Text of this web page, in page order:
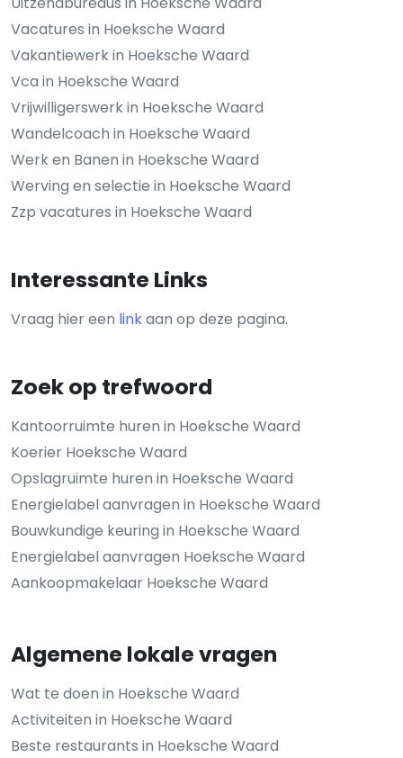
Vacatures in Hoeksche Waard
Vakantiewerk in Hoeksche Waard
Vca in Hoeksche Waard
Vrijwilligerswerk in Hoeksche Waard
Wandelcoach in Hoeksche Waard
Werk en Banen in Hoeksche Waard
Werving en selectie in Hoeksche Waard
Zzp vacatures in Hoeksche Waard
Interessante Links
Vraag hier een linkaan op deze pagina.
Zoek op trefwoord
Kantoorruimte huren in Hoeksche Waard
Koerier Hoeksche Waard
Opslagruimte huren in Hoeksche Waard
Energielabel aanvragen in Hoeksche Waard
Bouwkundige keuring in Hoeksche Waard
Energielabel aanvragen Hoeksche Waard
Aankoopmakelaar Hoeksche Waard
Algemene lokale vragen
Wat te doen in Hoeksche Waard
Activiteiten in Hoeksche Waard
Beste restaurants in Hoeksche Waard